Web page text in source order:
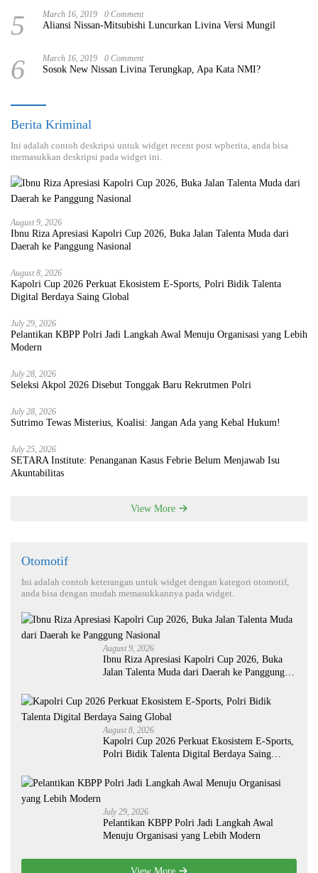
5 March 16, 2019 0 Comment
Aliansi Nissan-Mitsubishi Luncurkan Livina Versi Mungil
6 March 16, 2019 0 Comment
Sosok New Nissan Livina Terungkap, Apa Kata NMI?
Berita Kriminal
Ini adalah contoh deskripsi untuk widget recent post wpberita, anda bisa
memasukkan deskripsi pada widget ini.
August 9, 2026
Ibnu Riza Apresiasi Kapolri Cup 2026, Buka Jalan Talenta Muda dari
Daerah ke Panggung Nasional
August 8, 2026
Kapolri Cup 2026 Perkuat Ekosistem E-Sports, Polri Bidik Talenta
Digital Berdaya Saing Global
July 29, 2026
Pelantikan KBPP Polri Jadi Langkah Awal Menuju Organisasi yang Lebih
Modern
July 28, 2026
Seleksi Akpol 2026 Disebut Tonggak Baru Rekrutmen Polri
July 28, 2026
Sutrimo Tewas Misterius, Koalisi: Jangan Ada yang Kebal Hukum!
July 25, 2026
SETARA Institute: Penanganan Kasus Febrie Belum Menjawab Isu
Akuntabilitas
View More
Otomotif
Ini adalah contoh keterangan untuk widget dengan kategori otomotif,
anda bisa dengan mudah memasukkannya pada widget.
August 9, 2026
Ibnu Riza Apresiasi Kapolri Cup 2026, Buka
Jalan Talenta Muda dari Daerah ke Panggung
August 8, 2026
Kapolri Cup 2026 Perkuat Ekosistem E-Sports,
Polri Bidik Talenta Digital Berdaya Saing
July 29, 2026
Pelantikan KBPP Polri Jadi Langkah Awal
Menuju Organisasi yang Lebih Modern